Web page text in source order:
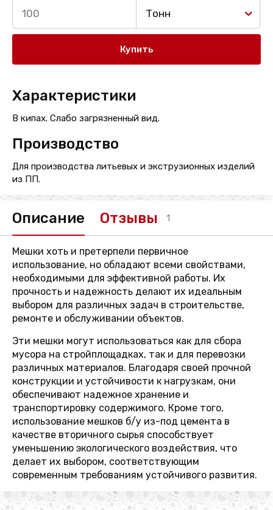
Тонн
Купить
Характеристики
В кипах. Слабо загрязненный вид.
Производство
Для производства литьевых и экструзионных изделий
из ПП.
Описание Отзывы 1
Мешки хоть и претерпели первичное
использование, но обладают всеми свойствами,
необходимыми для эффективной работы. Их
прочность и надежность делают их идеальным
выбором для различных задач в строительстве,
ремонте и обслуживании объектов.
Эти мешки могут использоваться как для сбора
мусора на стройплощадках, так и для перевозки
различных материалов. Благодаря своей прочной
конструкции и устойчивости к нагрузкам, они
обеспечивают надежное хранение и
транспортировку содержимого. Кроме того,
использование мешков б/у из-под цемента в
качестве вторичного сырья способствует
уменьшению экологического воздействия, что
делает их выбором, соответствующим
современным требованиям устойчивого развития.